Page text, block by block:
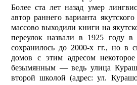
Более ста лет назад умер
автор раннего варианта
массово выходили книги на
переулок назвали в 1925 году в
сохранилось до 2000-х гг., но в
домов с этим адресом
безымянным — ведь улица
второй школой (адрес: ул.